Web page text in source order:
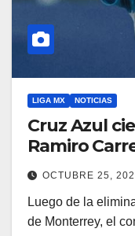
LIGA MX NOTICIAS
Cruz Azul
Ramiro
OCTUBRE 25,
Luego de la
de Monterrey, el